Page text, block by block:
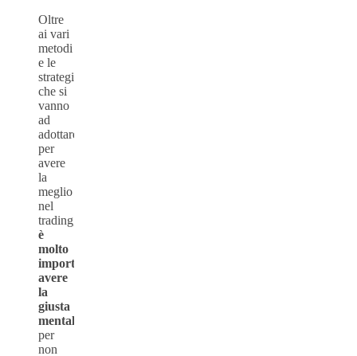
Oltre
ai vari
metodi
e le
strategie
che si
vanno
ad
adottare
per
avere
la
meglio
nel
trading,
è
molto
importante
avere
la
giusta
mentalità
per
non